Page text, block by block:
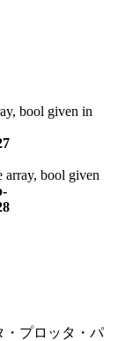
bool given in
array, bool given
・プロッタ・パ